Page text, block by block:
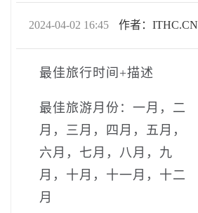
2024-04-02 16:45 作者：ITHC.CN
最佳旅行时间+描述
最佳旅游月份：一月，二
月，三月，四月，五月，
六月，七月，八月，九
月，十月，十一月，十二
月